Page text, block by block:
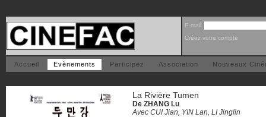
E-mail
Créez votre compte
Accueil Evènements Participez Association Nouveaux
La Rivière Tumen
De ZHANG Lu
Avec CUI Jian, YIN Lan, LI Jinglin